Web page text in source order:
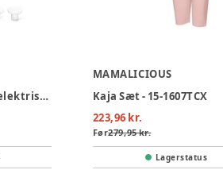
1264W Materno flow elektrisk brystpumpe
MAMALICIOUS
Kaja Sæt - 15-1607TCX
223,96 kr.
Før279,95 kr.
Lagerstatus